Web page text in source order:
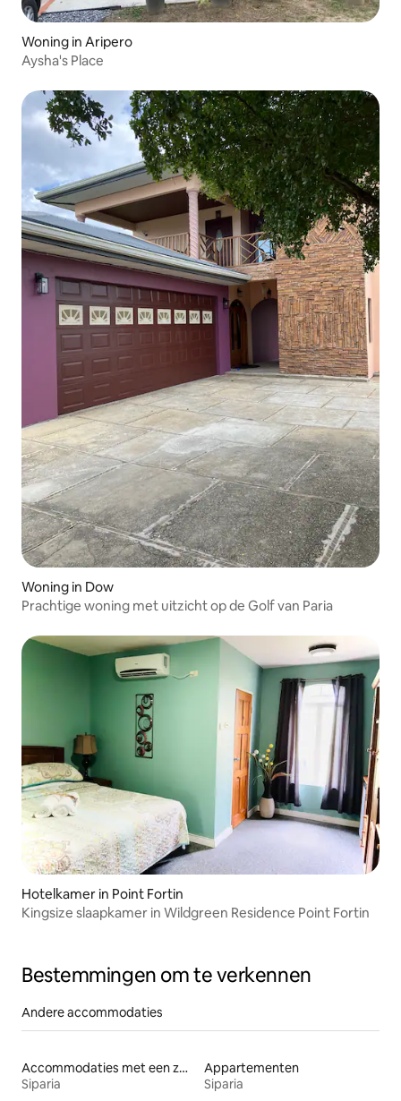
Woning in Aripero
Aysha's Place
Woning in Dow
Prachtige woning met uitzicht op de Golf van Paria
Hotelkamer in Point Fortin
Kingsize slaapkamer in Wildgreen Residence Point Fortin
Bestemmingen om te verkennen
Andere accommodaties
Accommodaties met een zwembad
Siparia
Appartementen
Siparia